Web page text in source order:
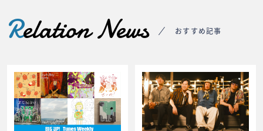
Relation News おすすめ記事